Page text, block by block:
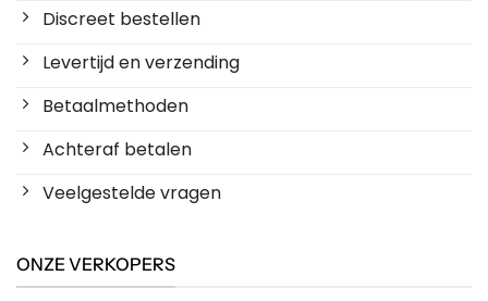
Discreet bestellen
Levertijd en verzending
Betaalmethoden
Achteraf betalen
Veelgestelde vragen
ONZE VERKOPERS